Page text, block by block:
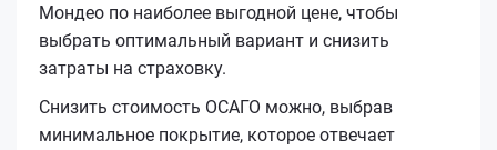
Мондео по наиболее выгодной цене, чтобы
выбрать оптимальный вариант и снизить
затраты на страховку.
Снизить стоимость ОСАГО можно, выбрав
минимальное покрытие, которое отвечает